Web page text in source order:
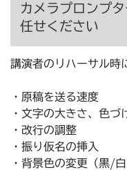
カメラプロンプ
任せください
講演者のリハーサル時
・原稿を送る速度
・文字の大きさ、色づ
・改行の調整
・振り仮名の挿入
・背景色の変更（黒/